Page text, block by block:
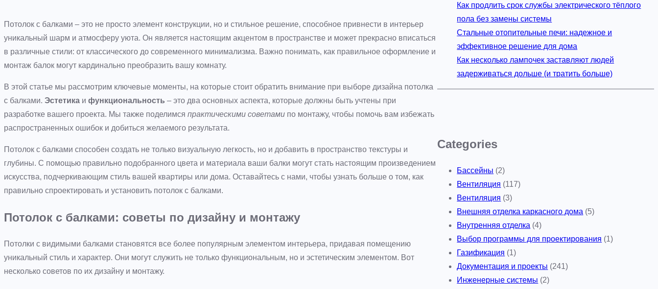
Потолок с балками – это не просто элемент конструкции, но и стильное решение, способное привнести в интерьер
уникальный шарм и атмосферу уюта. Он является настоящим акцентом в пространстве и может прекрасно вписаться
в различные стили: от классического до современного минимализма. Важно понимать, как правильное оформление и
монтаж балок могут кардинально преобразить вашу комнату.
В этой статье мы рассмотрим ключевые моменты, на которые стоит обратить внимание при выборе дизайна потолка
с балками. Эстетика и функциональность – это два основных аспекта, которые должны быть учтены при
разработке вашего проекта. Мы также поделимся практическими советами по монтажу, чтобы помочь вам избежать
распространенных ошибок и добиться желаемого результата.
Потолок с балками способен создать не только визуальную легкость, но и добавить в пространство текстуры и
глубины. С помощью правильно подобранного цвета и материала ваши балки могут стать настоящим произведением
искусства, подчеркивающим стиль вашей квартиры или дома. Оставайтесь с нами, чтобы узнать больше о том, как
правильно спроектировать и установить потолок с балками.
Потолок с балками: советы по дизайну и монтажу
Потолки с видимыми балками становятся все более популярным элементом интерьера, придавая помещению
уникальный стиль и характер. Они могут служить не только функциональным, но и эстетическим элементом. Вот
несколько советов по их дизайну и монтажу.
Как продлить срок службы электрического тёплого
пола без замены системы
Стальные отопительные печи: надежное и
эффективное решение для дома
Как несколько лампочек заставляют людей
задерживаться дольше (и тратить больше)
Categories
Бассейны (2)
Вентиляция (117)
Вентиляция (3)
Внешняя отделка каркасного дома (5)
Внутренняя отделка (4)
Выбор программы для проектирования (1)
Газификация (1)
Документация и проекты (241)
Инженерные системы (2)